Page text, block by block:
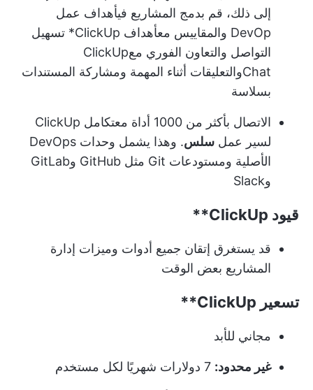
إلى ذلك، قم بدمج المشاريع فيأهداف عمل
DevOp والمقاييس معأهداف ClickUp
* تسهيل
التواصل والتعاون الفوري معClickUp
Chatوالتعليقات أثناء المهمة ومشاركة المستندات
بسلاسة
الاتصال بأكثر من 1000 أداة مع
تكامل ClickUp
لسير عمل سلس
. وهذا يشمل وحدات DevOps
الأصلية ومستودعات Git مثل GitHub وGitLab
وSlack
قيود ClickUp**
قد يستغرق إتقان جميع أدوات وميزات إدارة
المشاريع بعض الوقت
تسعير ClickUp**
مجاني للأبد
غير محدود: